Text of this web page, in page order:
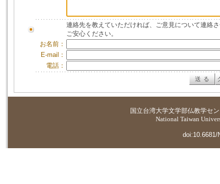
連絡先を教えていただければ、ご意見について連絡
ご安心ください。
お名前：
E-mail：
電話：
国立台湾大学文学部仏教学セ
National Taiwan
doi:10.6681/